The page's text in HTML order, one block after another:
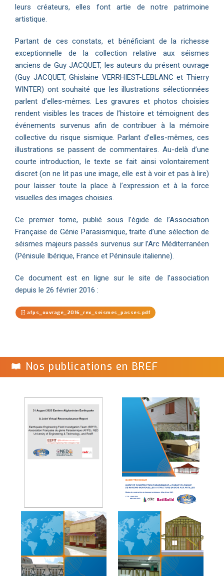
leurs créateurs, elles font artie de notre patrimoine
artistique.
Partant de ces constats, et bénéficiant de la richesse
exceptionnelle de la collection relative aux séismes
anciens de Guy JACQUET, les auteurs du présent ouvrage
(Guy JACQUET, Ghislaine VERRHIEST-LEBLANC et Thierry
WINTER) ont souhaité que les illustrations sélectionnées
parlent d’elles-mêmes. Les gravures et photos choisies
rendent visibles les traces de l’histoire et témoignent des
événements survenus afin de contribuer à la mémoire
collective du risque sismique. Parlant d’elles-mêmes, ces
illustrations se passent de commentaires. Au-delà d’une
courte introduction, le texte se fait ainsi volontairement
discret (on ne lit pas une image, elle est à voir et pas à lire)
pour laisser toute la place à l’expression et à la force
visuelles des images choisies.
Ce premier tome, publié sous l’égide de l’Association
Française de Génie Parasismique, traite d’une sélection de
séismes majeurs passés survenus sur l’Arc Méditerranéen
(Pénisule Ibérique, France et Péninsule italienne).
Ce document est en ligne sur le site de l’association
depuis le 26 février 2016 :
afps_ouvrage_2016_rex_seismes_passes.pdf
Nos publications en BREF